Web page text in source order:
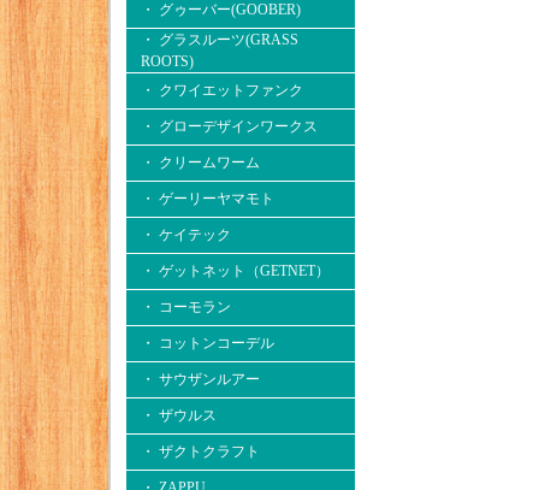
・ グゥーバー(GOOBER)
・ グラスルーツ(GRASS
ROOTS)
・ クワイエットファンク
・ グローデザインワークス
・ クリームワーム
・ ゲーリーヤマモト
・ ケイテック
・ ゲットネット（GETNET）
・ コーモラン
・ コットンコーデル
・ サウザンルアー
・ ザウルス
・ ザクトクラフト